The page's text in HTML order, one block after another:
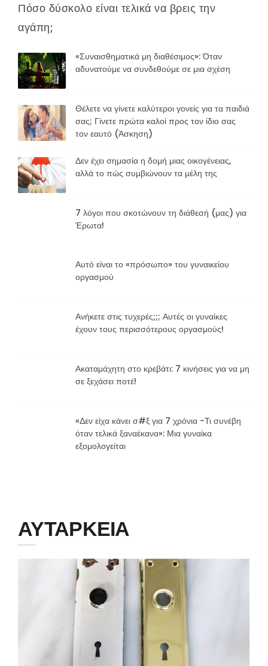
Πόσο δύσκολο είναι τελικά να βρεις την
αγάπη;
«Συναισθηματικά μη διαθέσιμος»: Όταν
αδυνατούμε να συνδεθούμε σε μια σχέση
Θέλετε να γίνετε καλύτεροι γονείς για τα παιδιά
σας; Γίνετε πρώτα καλοί προς τον ίδιο σας
τον εαυτό (Άσκηση)
Δεν έχει σημασία η δομή μιας οικογένειας,
αλλά το πώς συμβιώνουν τα μέλη της
7 λόγοι που σκοτώνουν τη διάθεσή (μας) για
Έρωτα!
Αυτό είναι το «πρόσωπο» του γυναικείου
οργασμού
Ανήκετε στις τυχερές;;; Αυτές οι γυναίκες
έχουν τους περισσότερους οργασμούς!
Ακαταμάχητη στο κρεβάτι: 7 κινήσεις για να μη
σε ξεχάσει ποτέ!
«Δεν είχα κάνει σ#ξ για 7 χρόνια -Τι συνέβη
όταν τελικά ξαναέκανα»: Μια γυναίκα
εξομολογείται
ΑΥΤΑΡΚΕΙΑ